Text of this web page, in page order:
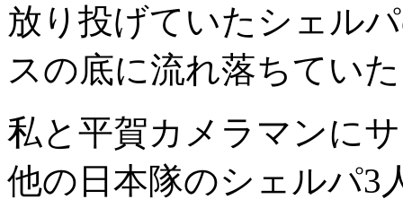
放り投げていたシェル
スの底に流れ落ちてい
私と平賀カメラマンに
他の日本隊のシェルパ3